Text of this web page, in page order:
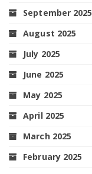
September 2025
August 2025
July 2025
June 2025
May 2025
April 2025
March 2025
February 2025